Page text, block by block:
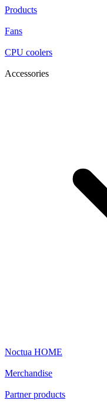
Products
Fans
CPU coolers
Accessories
Noctua HOME
Merchandise
Partner products